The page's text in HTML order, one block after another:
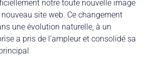
notre toute nouvelle image
site web. Ce changement
une évolution naturelle, à un
a pris de l'ampleur et consolidé sa